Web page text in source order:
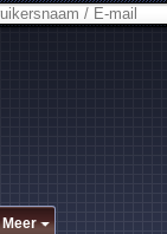
Meer